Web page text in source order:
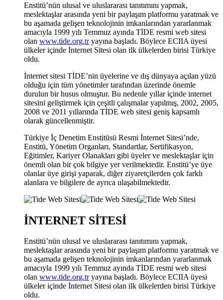
Enstitü’nün ulusal ve uluslararası tanıtımını yapmak,
meslektaşlar arasında yeni bir paylaşım platformu yaratmak ve
bu aşamada gelişen teknolojinin imkanlarından yararlanmak
amacıyla 1999 yılı Temmuz ayında TİDE resmi web sitesi
olan www.tide.org.tryayına başladı. Böylece ECIIA üyesi
ülkeler içinde İnternet Sitesi olan ilk ülkelerden birisi Türkiye
oldu.
İnternet sitesi TİDE’nin üyelerine ve dış dünyaya açılan yüzü
olduğu için tüm yönetimler tarafından üzerinde önemle
durulun bir husus olmuştur. Bu nedenle yıllar içinde internet
sitesini geliştirmek için çeşitli çalışmalar yapılmış, 2002, 2005,
2008 ve 2011 yıllarında TİDE web sitesi geniş kapsamlı
olarak güncellenmiştir.
Türkiye İç Denetim Enstitüsü Resmi İnternet Sitesi’nde,
Enstitü, Yönetim Organları, Standartlar, Sertifikasyon,
Eğitimler, Kariyer Olanakları gibi üyeler ve meslektaşlar için
önemli olan bir çok bilgiye yer verilmektedir. Enstitü’ye üye
olanlar üye girişi yaparak, diğer ziyaretçilerden çok farklı
alanlara ve bilgilere de ayrıca ulaşabilmektedir.
İNTERNET SİTESİ
Enstitü’nün ulusal ve uluslararası tanıtımını yapmak,
meslektaşlar arasında yeni bir paylaşım platformu yaratmak ve
bu aşamada gelişen teknolojinin imkanlarından yararlanmak
amacıyla 1999 yılı Temmuz ayında TİDE resmi web sitesi
olan www.tide.org.tryayına başladı. Böylece ECIIA üyesi
ülkeler içinde İnternet Sitesi olan ilk ülkelerden birisi Türkiye
oldu.